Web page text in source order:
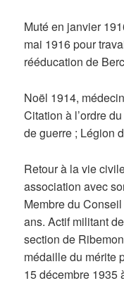
Muté en janvier
mai 1916 pour
rééducation de
Noël 1914,
Citation à l’ordre
de guerre ; Légion
Retour à la vie
association avec
Membre du
ans. Actif militant
section de
médaille du mérite
15 décembre 1935